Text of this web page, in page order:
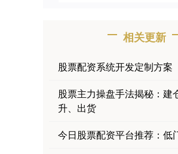
相关更新
股票配资系统开发定制方案
股票主力操盘手法揭秘：建
升、出货
今日股票配资平台推荐：低